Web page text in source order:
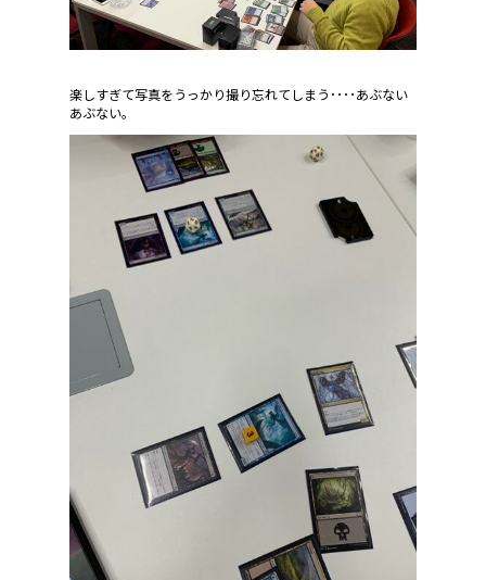
楽しすぎて写真をうっかり撮り忘れてしまう････あぶない
あぶない。